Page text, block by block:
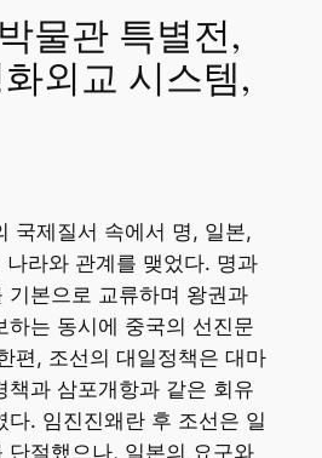
물관 특별전,
외교 시스템,
국제질서 속에서 명, 일본,
라와 관계를 맺었다. 명과
기본으로 교류하며 왕권과
하는 동시에 중국의 선진문
편, 조선의 대일정책은 대마
책과 삼포개항과 같은 회유
다. 임진진왜란 후 조선은 일
단절했으나, 일본의 요구와